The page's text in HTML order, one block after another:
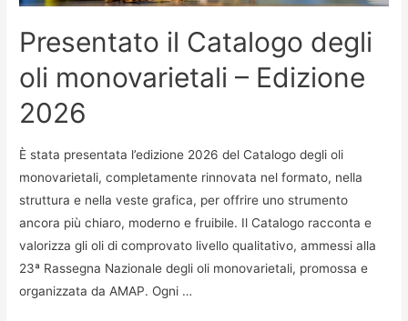
Presentato il Catalogo degli
oli monovarietali – Edizione
2026
È stata presentata l’edizione 2026 del Catalogo degli oli
monovarietali, completamente rinnovata nel formato, nella
struttura e nella veste grafica, per offrire uno strumento
ancora più chiaro, moderno e fruibile. Il Catalogo racconta e
valorizza gli oli di comprovato livello qualitativo, ammessi alla
23ª Rassegna Nazionale degli oli monovarietali, promossa e
organizzata da AMAP. Ogni …